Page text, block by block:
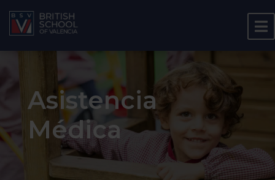
Asistencia
Médica